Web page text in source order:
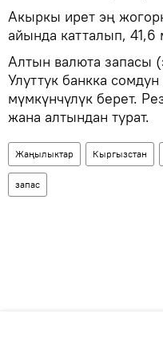
Акыркы ирет эң
айында катталып, 41,6
Алтын валюта запасы
Улуттук банкка
мүмкүнчүлүк берет.
жана алтындан турат.
Жаңылыктар Кыргызстан
запас